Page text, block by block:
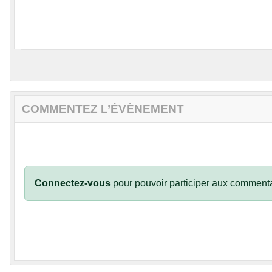
COMMENTEZ L’ÉVÈNEMENT
Connectez-vous pour pouvoir participer aux